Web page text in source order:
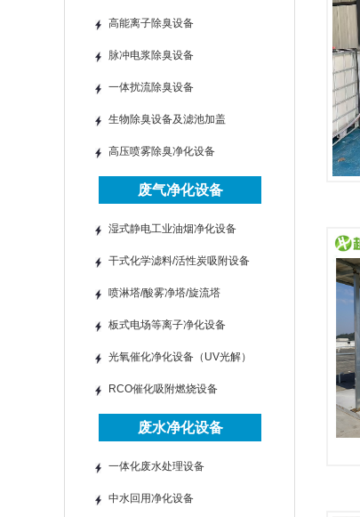
高能离子除臭设备
脉冲电浆除臭设备
一体扰流除臭设备
生物除臭设备及滤池加盖
高压喷雾除臭净化设备
废气净化设备
湿式静电工业油烟净化设备
干式化学滤料/活性炭吸附设备
喷淋塔/酸雾净塔/旋流塔
板式电场等离子净化设备
光氧催化净化设备（UV光解）
RCO催化吸附燃烧设备
废水净化设备
一体化废水处理设备
中水回用净化设备